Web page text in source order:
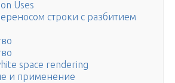
Uses
строки с разбитием
space rendering
и применение